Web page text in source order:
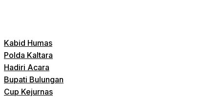
Kabid Humas
Polda Kaltara
Hadiri Acara
Bupati Bulungan
Cup Kejurnas